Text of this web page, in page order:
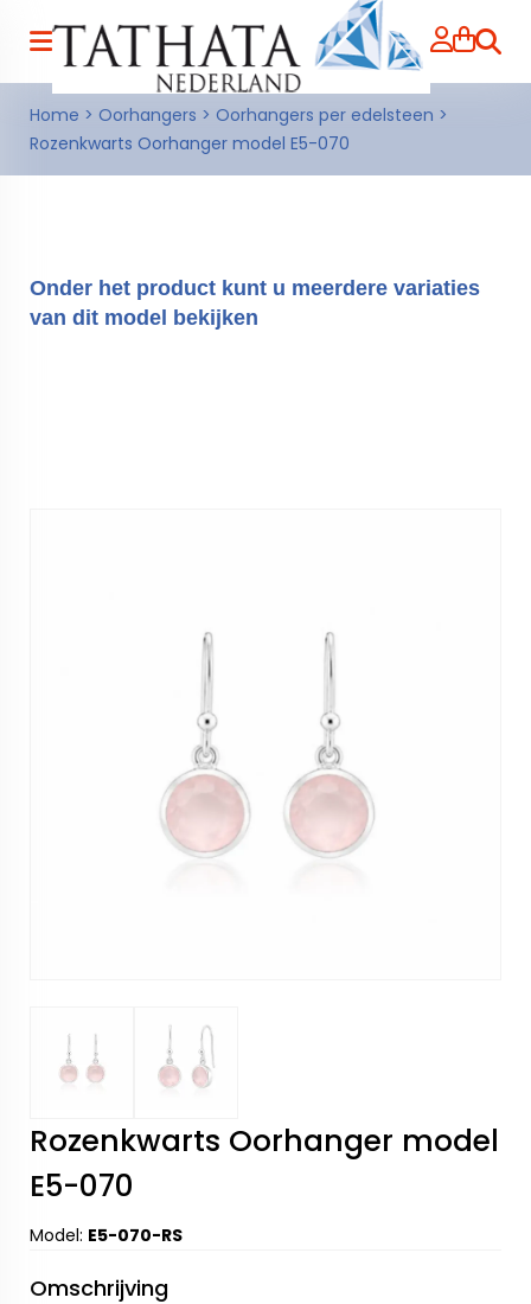
Home > Oorhangers > Oorhangers per edelsteen >
Rozenkwarts Oorhanger model E5-070
Onder het product kunt u meerdere variaties
van dit model bekijken
Rozenkwarts Oorhanger model
E5-070
Model: E5-070-RS
Omschrijving